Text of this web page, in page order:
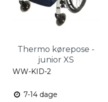
Thermo kørepose -
junior XS
WW-KID-2
7-14 dage